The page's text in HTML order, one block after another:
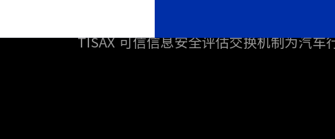
TISAX 可信信息安全评估交换机制为汽